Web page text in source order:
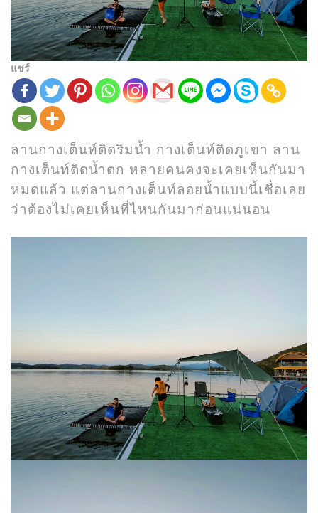
แชร์
ลานกางเต็นท์ติดริมน้ำ กางเต็นท์ติดภูเขา ลาน
กางเต็นท์ติดน้ำตก หลายคนคงจะเคยเห็นกันมา
หมดแล้ว แต่ลานกางเต็นท์ลอยน้ำแบบนี้เชื่อเลย
ว่าต้องไม่เคยเห็นที่ไหนกันมาก่อนแน่นอน